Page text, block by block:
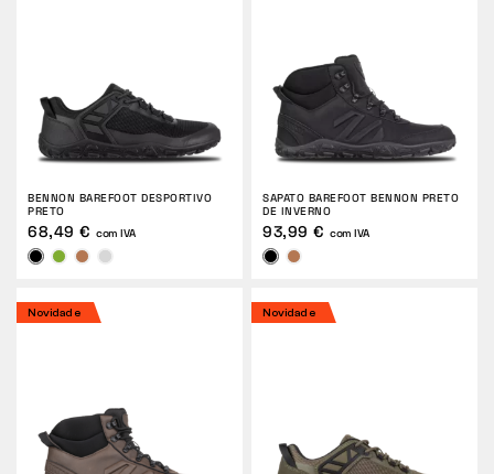
BENNON BAREFOOT DESPORTIVO
PRETO
68,49 € com IVA
SAPATO BAREFOOT BENNON PRETO
DE INVERNO
93,99 € com IVA
Novidade Novidade